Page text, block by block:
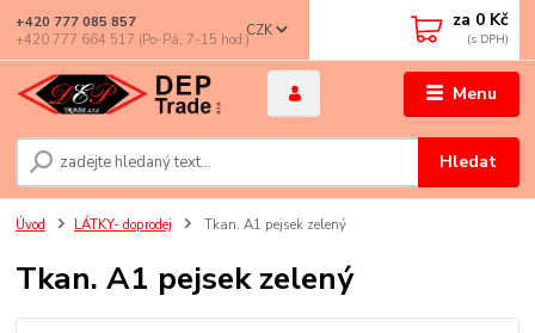
Menu
CZK
Hledat
+420 777 085 857
+420 777 664 517 (Po-Pá, 7-15 hod.)
za 0 Kč
Úvod LÁTKY- doprodej Tkan. A1 pejsek zelený
Tkan. A1 pejsek zelený